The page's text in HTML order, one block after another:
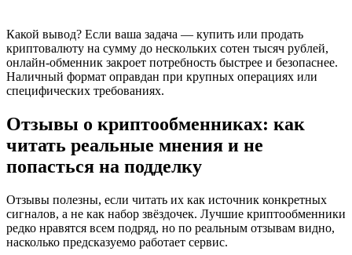
Какой вывод? Если ваша задача — купить или продать
криптовалюту на сумму до нескольких сотен тысяч рублей,
онлайн-обменник закроет потребность быстрее и безопаснее.
Наличный формат оправдан при крупных операциях или
специфических требованиях.
Отзывы о криптообменниках: как
читать реальные мнения и не
попасться на подделку
Отзывы полезны, если читать их как источник конкретных
сигналов, а не как набор звёздочек. Лучшие криптообменники
редко нравятся всем подряд, но по реальным отзывам видно,
насколько предсказуемо работает сервис.